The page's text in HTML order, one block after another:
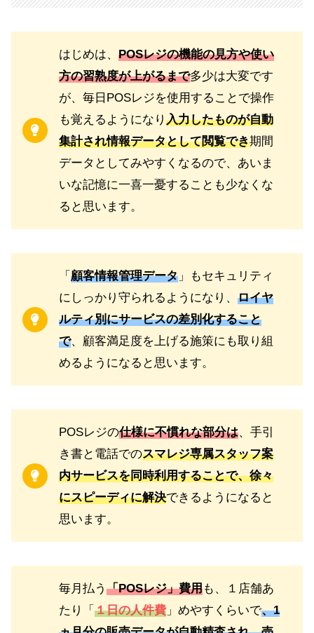
はじめは、 POSレジの機能の見方や使い
方の習熟度が上がるまで多少は大変です
が、毎日POSレジを使用することで操作
も覚えるようになり 入力したものが自動
集計され情報データとして閲覧でき期間
データとしてみやすくなるので、あいま
いな記憶に一喜一憂することも少なくな
ると思います。
「 顧客情報管理データ 」もセキュリティ
にしっかり守られるようになり、 ロイヤ
ルティ別にサービスの差別化すること
で、顧客満足度を上げる施策にも取り組
めるようになると思います。
POSレジの仕様に不慣れな部分は、手引
き書と電話でのスマレジ専属スタッフ案
内サービスを同時利用することで、徐々
にスピーディに解決できるようになると
思います。
毎月払う 「POSレジ」費用も、１店舗あ
たり「 １日の人件費 」めやすくらいで、1